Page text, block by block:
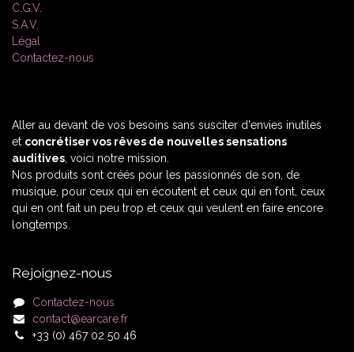
C.G.V.
S.A.V.
Légal
Contactez-nous
Aller au devant de vos besoins sans susciter d'envies inutiles
et concrétiser vos rêves de nouvelles sensations
auditives , voici notre mission.
Nos produits sont créés pour les passionnés de son, de
musique, pour ceux qui en écoutent et ceux qui en font, ceux
qui en ont fait un peu trop et ceux qui veulent en faire encore
longtemps.
Rejoignez-nous
Contactez-nous
contact@earcare.fr
+33 (0) 467 02 50 46